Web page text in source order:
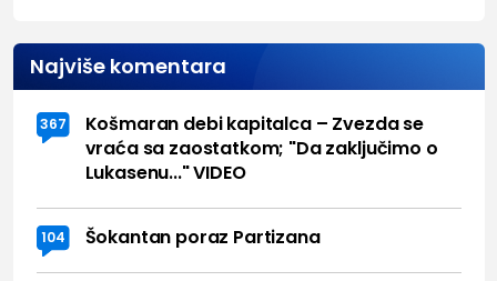
Najviše komentara
367
Košmaran debi kapitalca – Zvezda se
vraća sa zaostatkom; "Da zaključimo o
Lukasenu..." VIDEO
104 Šokantan poraz Partizana